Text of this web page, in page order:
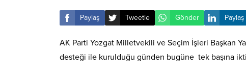
Paylaş Tweetle Gönder Paylaş
AK Parti Yozgat Milletvekili ve Seçim İşleri Başkan
desteği ile kurulduğu günden bugüne tek başına